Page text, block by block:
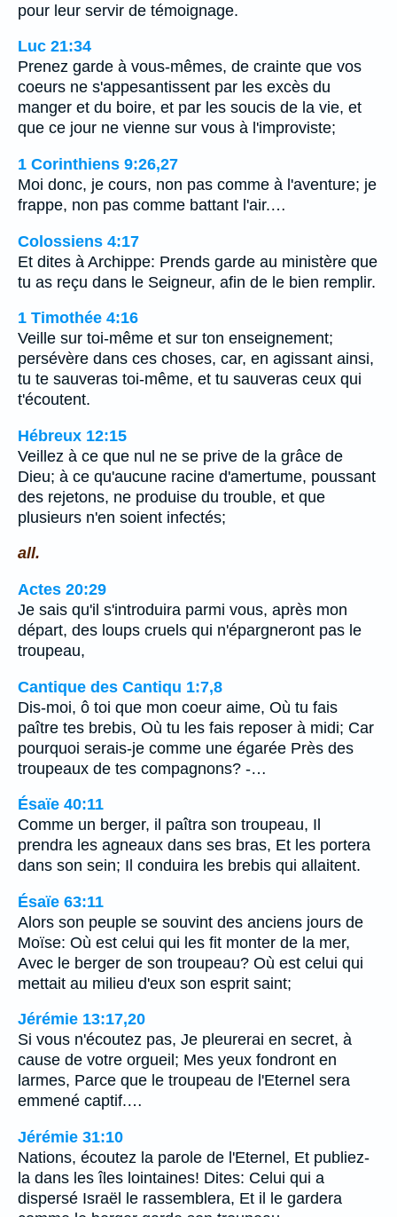
pour leur servir de témoignage.
Luc 21:34
Prenez garde à vous-mêmes, de crainte que vos
coeurs ne s'appesantissent par les excès du
manger et du boire, et par les soucis de la vie, et
que ce jour ne vienne sur vous à l'improviste;
1 Corinthiens 9:26,27
Moi donc, je cours, non pas comme à l'aventure; je
frappe, non pas comme battant l'air.…
Colossiens 4:17
Et dites à Archippe: Prends garde au ministère que
tu as reçu dans le Seigneur, afin de le bien remplir.
1 Timothée 4:16
Veille sur toi-même et sur ton enseignement;
persévère dans ces choses, car, en agissant ainsi,
tu te sauveras toi-même, et tu sauveras ceux qui
t'écoutent.
Hébreux 12:15
Veillez à ce que nul ne se prive de la grâce de
Dieu; à ce qu'aucune racine d'amertume, poussant
des rejetons, ne produise du trouble, et que
plusieurs n'en soient infectés;
all.
Actes 20:29
Je sais qu'il s'introduira parmi vous, après mon
départ, des loups cruels qui n'épargneront pas le
troupeau,
Cantique des Cantiqu 1:7,8
Dis-moi, ô toi que mon coeur aime, Où tu fais
paître tes brebis, Où tu les fais reposer à midi; Car
pourquoi serais-je comme une égarée Près des
troupeaux de tes compagnons? -…
Ésaïe 40:11
Comme un berger, il paîtra son troupeau, Il
prendra les agneaux dans ses bras, Et les portera
dans son sein; Il conduira les brebis qui allaitent.
Ésaïe 63:11
Alors son peuple se souvint des anciens jours de
Moïse: Où est celui qui les fit monter de la mer,
Avec le berger de son troupeau? Où est celui qui
mettait au milieu d'eux son esprit saint;
Jérémie 13:17,20
Si vous n'écoutez pas, Je pleurerai en secret, à
cause de votre orgueil; Mes yeux fondront en
larmes, Parce que le troupeau de l'Eternel sera
emmené captif.…
Jérémie 31:10
Nations, écoutez la parole de l'Eternel, Et publiez-
la dans les îles lointaines! Dites: Celui qui a
dispersé Israël le rassemblera, Et il le gardera